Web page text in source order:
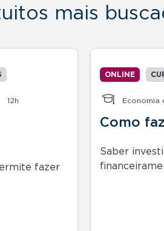
mais
12h
fazer
ONLINE
Economia
Como
Saber